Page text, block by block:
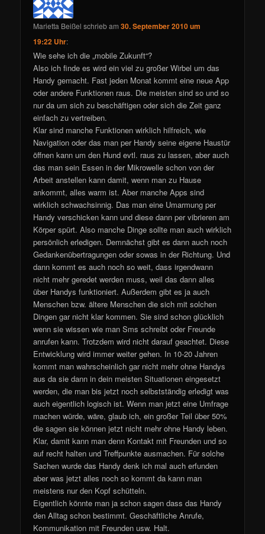
Marietta Beißel schriebam30. September 2010 um
19:22 Uhr:
Wie sehe ich die „mobile Zukunft“?
Also ich finde es wird ein viel zu großer Wirbel um das
Handy gemacht. Fast jeden Monat kommt eine neue App
oder andere Funktionen raus. Die meisten sind so und so
nur da um sich zu beschäftigen oder sich die Zeit ganz
einfach zu vertreiben.
Klar sind manche Funktionen wirklich hilfreich, wie
Navigation oder das man per Handy seine eigene Haustür
öffnen kann um den Hund evtl. raus zu lassen, aber auch
das man sein Essen in der Mikrowelle schon von der
Arbeit anstellen kann damit, wenn man zu Hause
ankommt, alles warm ist. Aber manche Apps sind
wirklich schwachsinnig. Das man eine Umarmung per
Handy verschicken kann und diese dann per vibrieren am
Körper spürt. Also manche Dinge sollte man auch wirklich
persönlich erledigen. Demnächst gibt es dann auch noch
Gedankenübertragungen oder sowas in der Richtung. Und
dann kommt es auch noch so weit, dass irgendwann
nicht mehr geredet werden muss, weil das dann alles
über Handys funktioniert. Außerdem gibt es ja auch
Menschen bzw. ältere Menschen die sich mit solchen
Dingen gar nicht klar kommen. Sie sind schon glücklich
wenn sie wissen wie man Sms schreibt oder Freunde
anrufen kann. Trotzdem wird nicht darauf geachtet. Diese
Entwicklung wird immer weiter gehen. In 10-20 Jahren
kommt man wahrscheinlich gar nicht mehr ohne Handys
aus da sie dann in dein meisten Situationen eingesetzt
werden, die man bis jetzt noch selbstständig erledigt was
auch eigentlich logisch ist. Wenn man jetzt eine Umfrage
machen würde, wäre, glaub ich, ein großer Teil über 50%
die sagen sie können jetzt nicht mehr ohne Handy leben.
Klar, damit kann man denn Kontakt mit Freunden und so
auf recht halten und Treffpunkte ausmachen. Für solche
Sachen wurde das Handy denk ich mal auch erfunden
aber was jetzt alles noch so kommt da kann man
meistens nur den Kopf schütteln.
Eigentlich könnte man ja schon sagen dass das Handy
den Alltag schon bestimmt. Geschäftliche Anrufe,
Kommunikation mit Freunden usw. Halt.